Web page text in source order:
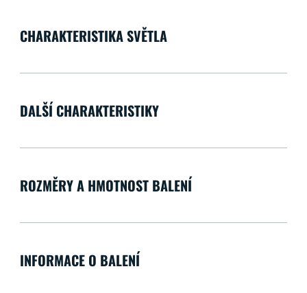
CHARAKTERISTIKA SVĚTLA
DALŠÍ CHARAKTERISTIKY
ROZMĚRY A HMOTNOST BALENÍ
INFORMACE O BALENÍ